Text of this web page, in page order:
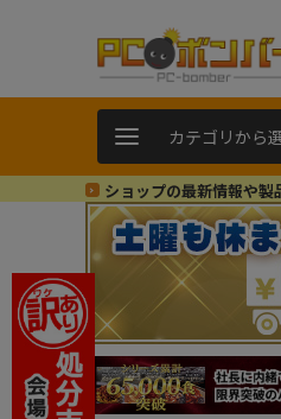
カテゴリから
ショップの最新情報や